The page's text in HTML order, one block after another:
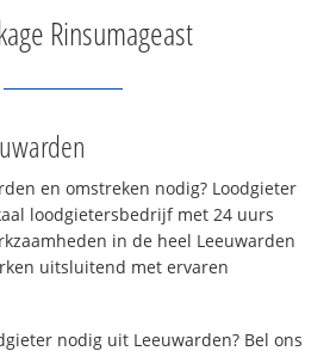
Rinsumageast
en omstreken nodig? Loodgieter
loodgietersbedrijf met 24 uurs
in de heel Leeuwarden
uitsluitend met ervaren
nodig uit Leeuwarden? Bel ons